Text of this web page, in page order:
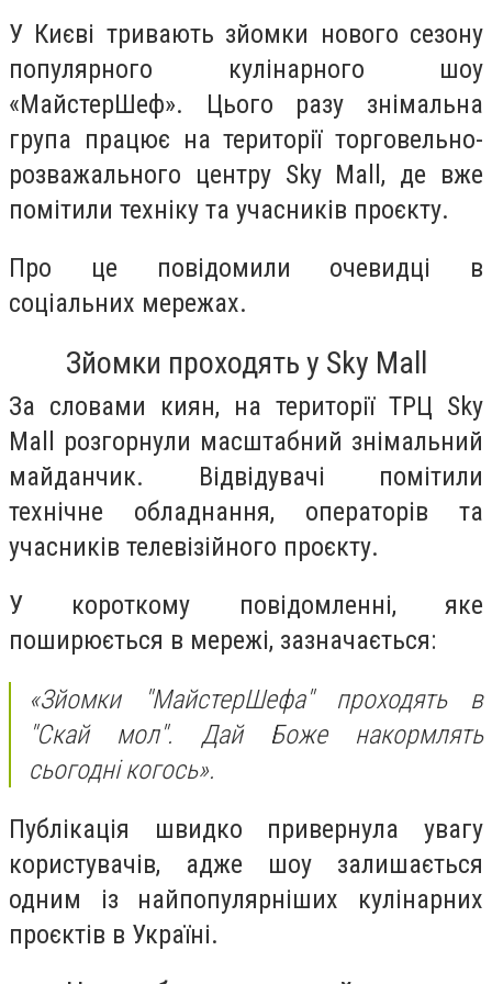
У Києві тривають зйомки нового сезону
популярного кулінарного шоу
«МайстерШеф». Цього разу знімальна
група працює на території торговельно-
розважального центру Sky Mall, де вже
помітили техніку та учасників проєкту.
Про це повідомили очевидці в
соціальних мережах.
Зйомки проходять у Sky Mall
За словами киян, на території ТРЦ Sky
Mall розгорнули масштабний знімальний
майданчик. Відвідувачі помітили
технічне обладнання, операторів та
учасників телевізійного проєкту.
У короткому повідомленні, яке
поширюється в мережі, зазначається:
«Зйомки "МайстерШефа" проходять в
"Скай мол". Дай Боже накормлять
сьогодні когось».
Публікація швидко привернула увагу
користувачів, адже шоу залишається
одним із найпопулярніших кулінарних
проєктів в Україні.